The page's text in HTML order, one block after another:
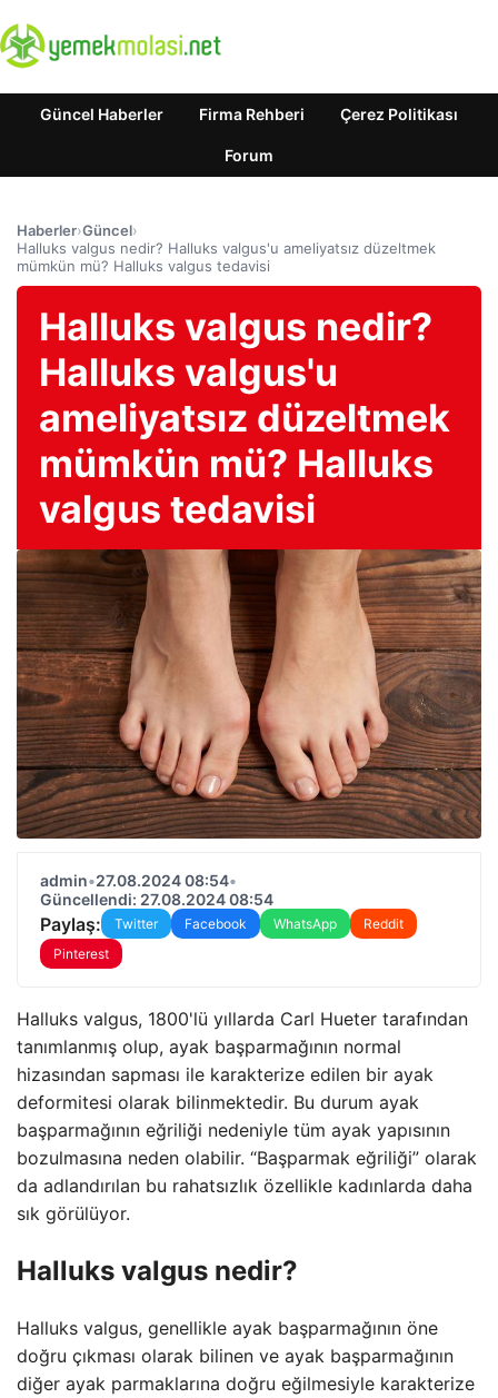
Güncel Haberler Firma Rehberi Çerez Politikası
Forum
Haberler›Güncel›
Halluks valgus nedir? Halluks valgus'u ameliyatsız düzeltmek
mümkün mü? Halluks valgus tedavisi
Halluks valgus nedir?
Halluks valgus'u
ameliyatsız düzeltmek
mümkün mü? Halluks
valgus tedavisi
admin•27.08.2024 08:54•
Güncellendi: 27.08.2024 08:54
Paylaş: Twitter Facebook WhatsApp
Reddit
Pinterest
Halluks valgus, 1800'lü yıllarda Carl Hueter tarafından
tanımlanmış olup, ayak başparmağının normal
hizasından sapması ile karakterize edilen bir ayak
deformitesi olarak bilinmektedir. Bu durum ayak
başparmağının eğriliği nedeniyle tüm ayak yapısının
bozulmasına neden olabilir. “Başparmak eğriliği” olarak
da adlandırılan bu rahatsızlık özellikle kadınlarda daha
sık görülüyor.
Halluks valgus nedir?
Halluks valgus, genellikle ayak başparmağının öne
doğru çıkması olarak bilinen ve ayak başparmağının
diğer ayak parmaklarına doğru eğilmesiyle karakterize